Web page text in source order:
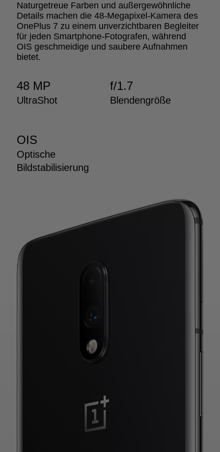
Naturgetreue Farben und außergewöhnliche
Details machen die 48-Megapixel-Kamera des
OnePlus 7 zu einem unverzichtbaren Begleiter
für jeden Smartphone-Fotografen, während
OIS geschmeidige und saubere Aufnahmen
bietet.
48 MP
UltraShot
f/1.7
Blendengröße
OIS
Optische
Bildstabilisierung